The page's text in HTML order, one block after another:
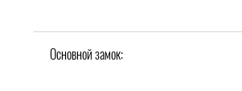
Основной замок: